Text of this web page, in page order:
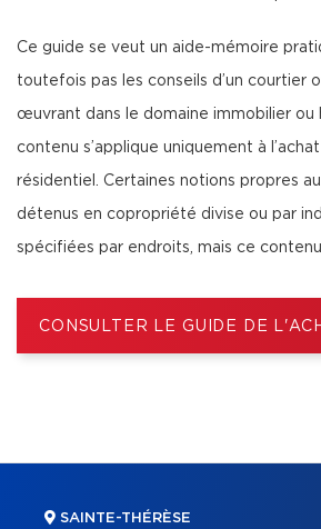
Ce guide se veut un aide-mémoire
toutefois pas les conseils d’un courtier
œuvrant dans le domaine immobilier ou
contenu s’applique uniquement à
résidentiel. Certaines notions propres
détenus en copropriété divise ou par
spécifiées par endroits, mais ce
CONSULTER LE GUIDE DE
SAINTE-THÉRÈSE